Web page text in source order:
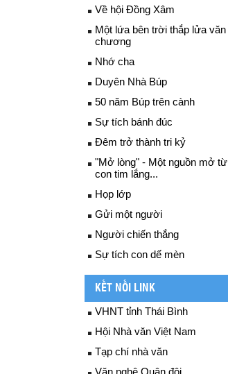
Về hội Đồng Xâm
Một lứa bên trời thắp lửa văn
chương
Nhớ cha
Duyên Nhà Búp
50 năm Búp trên cành
Sự tích bánh đúc
Đêm trở thành tri kỷ
"Mở lòng" - Một nguồn mở từ
con tim lắng...
Họp lớp
Gửi một người
Người chiến thắng
Sự tích con dế mèn
KẾT NỐI LINK
VHNT tỉnh Thái Bình
Hội Nhà văn Việt Nam
Tạp chí nhà văn
Văn nghệ Quân đội